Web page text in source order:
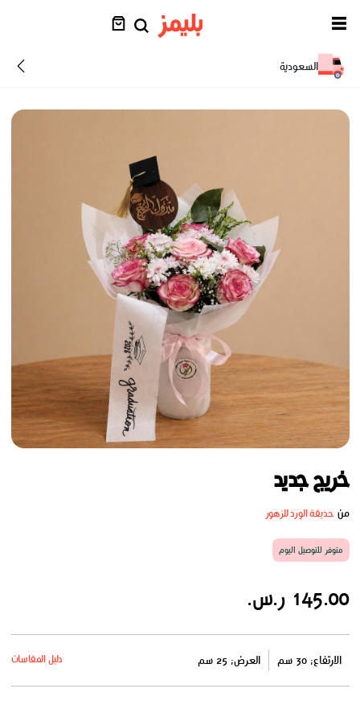
السعودية
خريج جديد
من حديقة الورد للزهور
متوفر للتوصيل اليوم
145.00 ر.س.
الارتفاع: 30 سم العرض: 25 سم دليل المقاسات